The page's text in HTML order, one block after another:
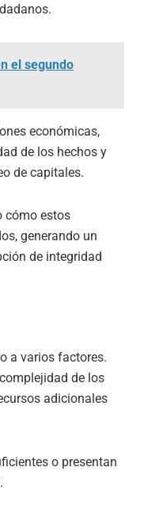
el segundo
económicas,
de los hechos y
de capitales.
cómo estos
generando un
de integridad
a varios factores.
de los
adicionales
o presentan